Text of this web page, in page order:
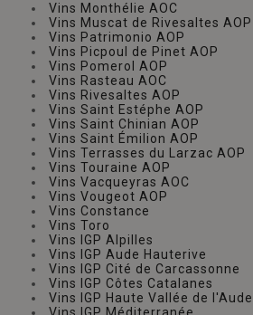
Vins Monthélie AOC
Vins Muscat de Rivesaltes AOP
Vins Patrimonio AOP
Vins Picpoul de Pinet AOP
Vins Pomerol AOP
Vins Rasteau AOC
Vins Rivesaltes AOP
Vins Saint Estéphe AOP
Vins Saint Chinian AOP
Vins Saint Émilion AOP
Vins Terrasses du Larzac AOP
Vins Touraine AOP
Vins Vacqueyras AOC
Vins Vougeot AOP
Vins Constance
Vins Toro
Vins IGP Alpilles
Vins IGP Aude Hauterive
Vins IGP Cité de Carcassonne
Vins IGP Côtes Catalanes
Vins IGP Haute Vallée de l'Aude